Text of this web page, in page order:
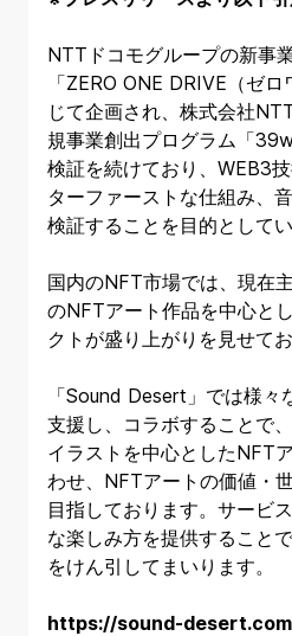
NTTドコモグループの新事
「ZERO ONE DRIVE（ゼ
じて企画され、株式会社
規事業創出プログラム「
検証を続けており、WEB3
ターファーストな仕組み、
検証することを目的としてい
国内のNFT市場では、現在
のNFTアート作品を中心と
クトが盛り上がりを見せてお
「Sound Desert」では様々
支援し、コラボすることで
イラストを中心としたNFT
わせ、NFTアートの価値・
目指しております。サービ
な楽しみ方を提供すること
をけん引してまいります。
https://sound-